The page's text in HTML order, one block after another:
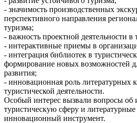
- значимость производственных
перспективного направления
туризма;
- важность проектной деятельности в
- интерактивные приемы в
- интеграция библиотек в
формирование новых возможностей
развития;
- инновационная роль литературных
туристической деятельности.
Особый интерес вызвали вопросы об
туристическую сферу и
инновационный инструмент.